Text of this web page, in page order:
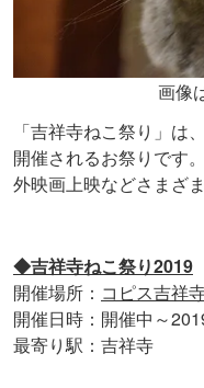
画像
「吉祥寺ねこ祭り」は
開催されるお祭りです
外映画上映などさまざ
◆吉祥寺ねこ祭り2019
開催場所： コピス吉祥
開催日時：開催中～
最寄り駅：吉祥寺